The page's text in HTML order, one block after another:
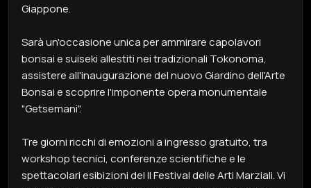
Giappone.
Sarà un'occasione unica per ammirare capolavori
bonsai e suiseki allestiti nei tradizionali Tokonoma,
assistere all'inaugurazione del nuovo Giardino dell'Arte
Bonsai e scoprire l'imponente opera monumentale
"Getsemani".
Tre giorni ricchi di emozioni a ingresso gratuito, tra
workshop tecnici, conferenze scientifiche e le
spettacolari esibizioni del II Festival delle Arti Marziali. Vi